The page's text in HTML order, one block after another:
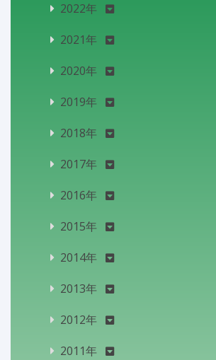
2022年
2021年
2020年
2019年
2018年
2017年
2016年
2015年
2014年
2013年
2012年
2011年